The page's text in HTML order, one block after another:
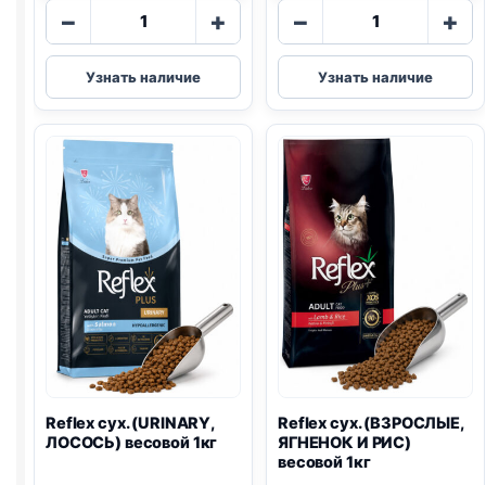
−
Количество
Reflex
сух.
(СТЕРИЛ.,
весовой
1кг
+
Узнать наличие
−
Количество
Reflex
сух.
(ВЗРОСЛЫЕ,
КУРИЦА)
весовой
1кг
+
Узнать наличие
Reflex сух. (URINARY,
ЛОСОСЬ) весовой 1кг
Reflex сух. (ВЗРОСЛЫЕ,
ЯГНЕНОК И РИС)
весовой 1кг